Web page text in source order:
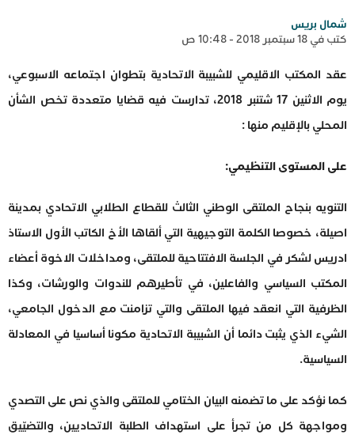
شمال بريس
كتب في 18 سبتمبر 2018 - 10:48 ص
عقد المكتب الاقليمي للشبيبة الاتحادية بتطوان اجتماعه الاسبوعي،
يوم الاثنين 17 شتنبر 2018، تدارست فيه قضايا متعددة تخص الشأن
المحلي بالإقليم منها :
على المستوى التنظيمي:
التنويه بنجاح الملتقى الوطني الثالث للقطاع الطلابي الاتحادي بمدينة
اصيلة، خصوصا الكلمة التوجيهية التي ألقاها الأخ الكاتب الأول الاستاذ
ادريس لشكر في الجلسة الافتتاحية للملتقى، ومداخلات الاخوة أعضاء
المكتب السياسي والفاعلين، في تأطيرهم للندوات والورشات، وكذا
الظرفية التي انعقد فيها الملتقى والتي تزامنت مع الدخول الجامعي،
الشيء الذي يثبت دائما أن الشبيبة الاتحادية مكونا أساسيا في المعادلة
السياسية.
كما نؤكد على ما تضمنه البيان الختامي للملتقى والذي نص على التصدي
ومواجهة كل من تجرأ على استهداف الطلبة الاتحاديين، والتضيّيق